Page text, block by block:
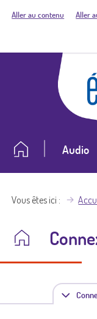
Aller au contenu Aller
Audio
Vous êtes ici